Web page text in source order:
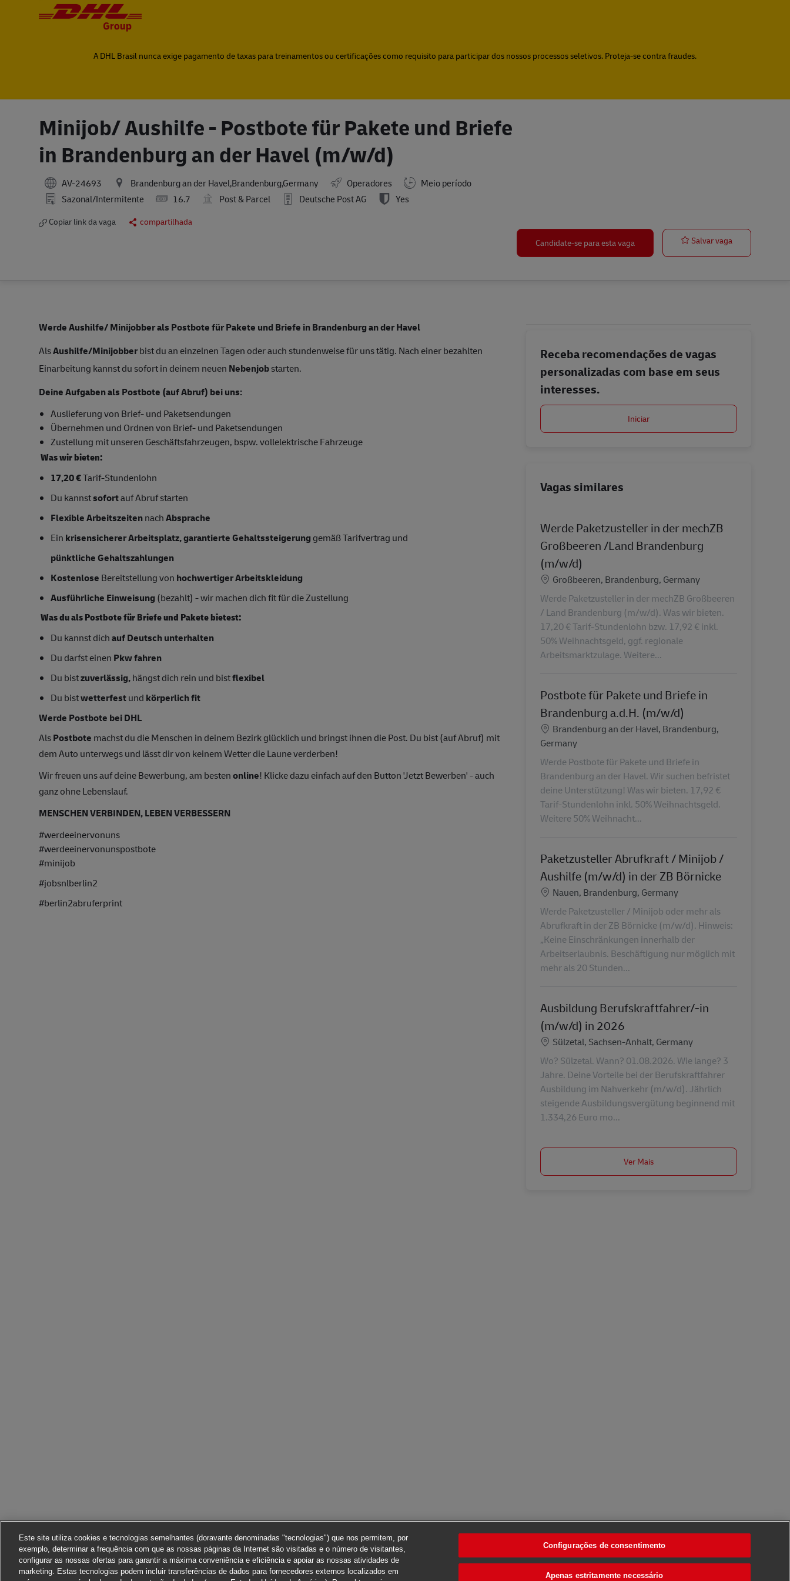
A DHL Brasil nunca exige pagamento de taxas para treinamentos ou certificações como requisito para participar dos nossos processos seletivos. Proteja-se contra fraudes.
Minijob/ Aushilfe - Postbote für Pakete und Briefe
in Brandenburg an der Havel (m/w/d)
AV-24693 Brandenburg an der Havel,Brandenburg,Germany Operadores
Meio período
Sazonal/Intermitente
16.7 Post & Parcel Deutsche Post AG Yes
Copiar link da vaga
compartilhada
Candidate-se para esta vaga
Salvar vagaMinijob/
Werde Aushilfe/ Minijobber als Postbote für Pakete und Briefe in Brandenburg an der Havel
AlsAushilfe/Minijobberbist du an einzelnen Tagen oder auch stundenweise für uns tätig. Nach einer bezahlten
Einarbeitung kannst du sofort in deinem neuen Nebenjobstarten.
Deine Aufgaben als Postbote (auf Abruf) bei uns:
Auslieferung von Brief- und Paketsendungen
Übernehmen und Ordnen von Brief- und Paketsendungen
Zustellung mit unseren Geschäftsfahrzeugen, bspw. vollelektrische Fahrzeuge
Was wir bieten:
17,20 €Tarif-Stundenlohn
Du kannstsofortauf Abruf starten
Flexible ArbeitszeitennachAbsprache
Ein krisensicherer Arbeitsplatz, garantierte Gehaltssteigerung gemäß Tarifvertrag und
pünktliche Gehaltszahlungen
Kostenlose Bereitstellung von hochwertiger Arbeitskleidung
Ausführliche Einweisung (bezahlt) - wir machen dich fit für die Zustellung
Was du als Postbote für Briefe und Pakete bietest:
Du kannst dichauf Deutsch unterhalten
Du darfst einen Pkw fahren
Du bistzuverlässig,hängst dich rein und bistflexibel
Du bistwetterfestund körperlich fit
Werde Postbote bei DHL
AlsPostbote machst du die Menschen in deinem Bezirk glücklich und bringst ihnen die Post. Du bist (auf Abruf) mit
dem Auto unterwegs und lässt dir von keinem Wetter die Laune verderben!
Wir freuen uns auf deine Bewerbung, am bestenonline! Klicke dazu einfach auf den Button 'Jetzt Bewerben' - auch
ganz ohne Lebenslauf.
MENSCHEN VERBINDEN, LEBEN VERBESSERN
#werdeeinervonuns
#werdeeinervonunspostbote
#minijob
#jobsnlberlin2
#berlin2abruferprint
Receba recomendações de vagas
personalizadas com base em seus
interesses.
Iniciar
Vagas similares
Werde Paketzusteller in der mechZB
Großbeeren /Land Brandenburg
(m/w/d)
Localização
Großbeeren, Brandenburg, Germany
Werde Paketzusteller in der mechZB Großbeeren
/ Land Brandenburg (m/w/d). Was wir bieten.
17,20 € Tarif-Stundenlohn bzw. 17,92 € inkl.
50% Weihnachtsgeld, ggf. regionale
Arbeitsmarktzulage. Weitere...
Postbote für Pakete und Briefe in
Brandenburg a.d.H. (m/w/d)
Localização
Brandenburg an der Havel, Brandenburg,
Germany
Werde Postbote für Pakete und Briefe in
Brandenburg an der Havel. Wir suchen befristet
deine Unterstützung! Was wir bieten. 17,92 €
Tarif-Stundenlohn inkl. 50% Weihnachtsgeld.
Weitere 50% Weihnacht...
Paketzusteller Abrufkraft / Minijob /
Aushilfe (m/w/d) in der ZB Börnicke
Localização
Nauen, Brandenburg, Germany
Werde Paketzusteller / Minijob oder mehr als
Abrufkraft in der ZB Börnicke (m/w/d). Hinweis:
„Keine Einschränkungen innerhalb der
Arbeitserlaubnis. Beschäftigung nur möglich mit
mehr als 20 Stunden...
Ausbildung Berufskraftfahrer/-in
(m/w/d) in 2026
Localização
Sülzetal, Sachsen-Anhalt, Germany
Wo? Sülzetal. Wann? 01.08.2026. Wie lange? 3
Jahre. Deine Vorteile bei der Berufskraftfahrer
Ausbildung im Nahverkehr (m/w/d). Jährlich
steigende Ausbildungsvergütung beginnend mit
1.334,26 Euro mo...
Ver Mais
Este site utiliza cookies e tecnologias semelhantes (doravante denominadas "tecnologias") que nos permitem, por
exemplo, determinar a frequência com que as nossas páginas da Internet são visitadas e o número de visitantes,
configurar as nossas ofertas para garantir a máxima conveniência e eficiência e apoiar as nossas atividades de
marketing. Estas tecnologias podem incluir transferências de dados para fornecedores externos localizados em
Configurações de consentimento
Apenas estritamente necessário